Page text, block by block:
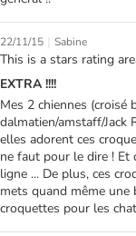
22/11/15 | Sabine
This is a stars rating
EXTRA !!!!
Mes 2 chiennes (croisé
dalmatien/amstaff/Jack
elles adorent ces
ne faut pour le dire !
ligne ... De plus, ces
mets quand même une
croquettes pour les